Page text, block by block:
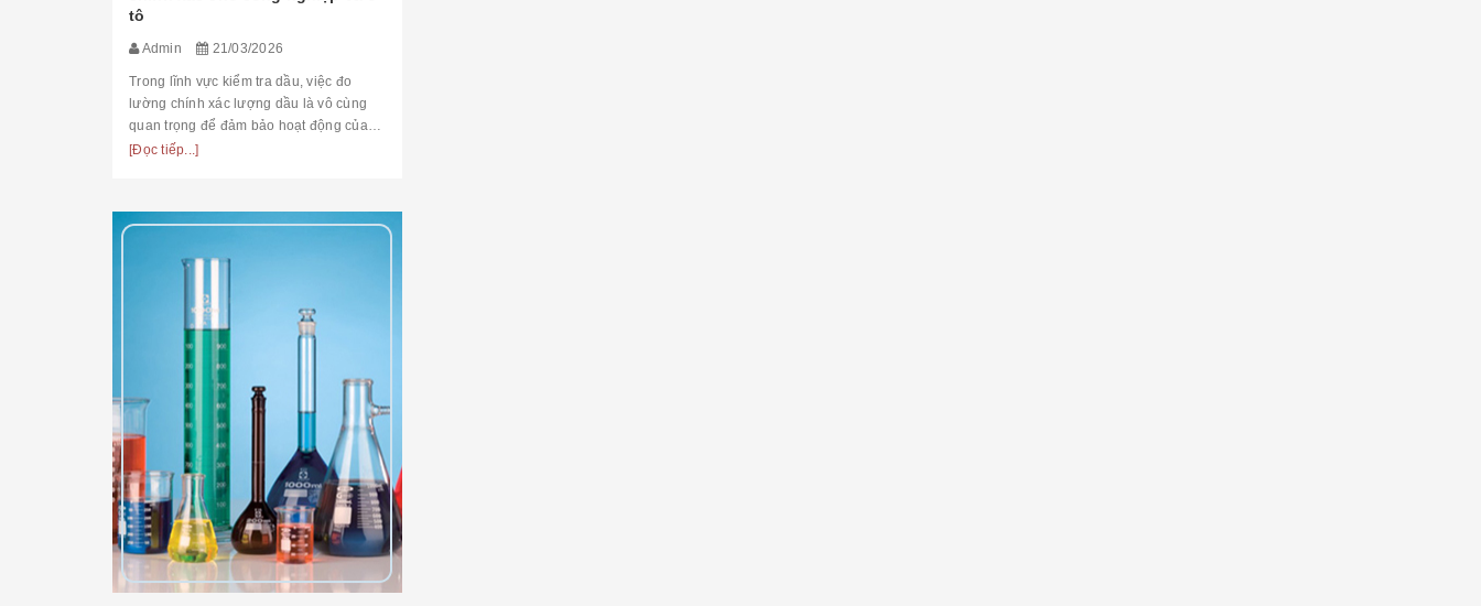
tô
Admin 21/03/2026
Trong lĩnh vực kiểm tra dầu, việc đo
lường chính xác lượng dầu là vô cùng
quan trọng để đảm bảo hoạt động của
máy móc và thiết bị luôn hiệu quả. Một
[Đọc tiếp...]